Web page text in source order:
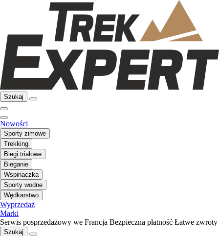
Szukaj
Nowości
Sporty zimowe
Trekking
Biegi trialowe
Bieganie
Wspinaczka
Sporty wodne
Wędkarstwo
Wyprzedaż
Marki
Serwis posprzedażowy we Francja Bezpieczna płatność Łatwe zwroty
Szukaj